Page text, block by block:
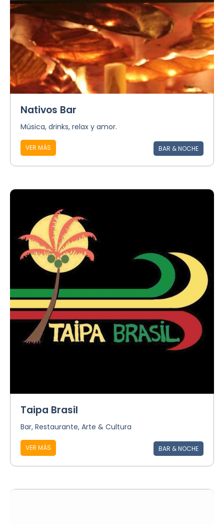
Nativos Bar
Música, drinks, relax y amor.
VER MÁS BAR & NOCHE
Taipa Brasil
Bar, Restaurante, Arte & Cultura
VER MÁS BAR & NOCHE